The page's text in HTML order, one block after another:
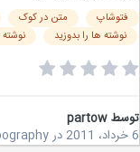
متن در کوک
نوشته ها را بدوزید
نوشته
partow
در